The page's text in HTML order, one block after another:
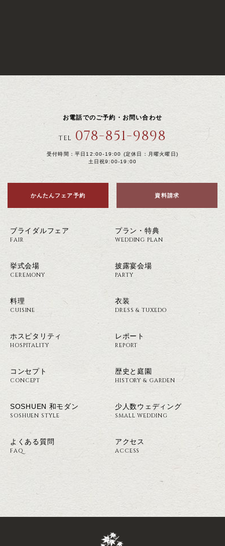
お電話でのご予約・お問い合わせ
TEL 078-851-9898
受付時間：平日12:00-19:00 (定休日：月曜火曜日)
土日祝9:00-19:00
かんたんフェア予約 資料請求
ブライダルフェア
FAIR
プラン・特典
WEDDING PLAN
挙式会場
CEREMONY
披露宴会場
PARTY
料理
CUISINE
衣装
DRESS & TUXEDO
ホスピタリティ
HOSPITALITY
レポート
REPORT
コンセプト
CONCEPT
歴史と庭園
HISTORY & GARDEN
SOSHUEN 和モダン
SOSHUEN STYLE
少人数ウェディング
SMALL WEDDING
よくある質問
FAQ
アクセス
ACCESS